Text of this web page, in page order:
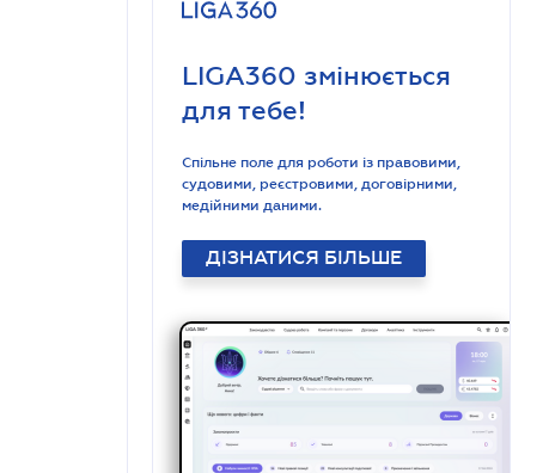
LIGA360 змінюється
для тебе!
Спільне поле для роботи із правовими,
судовими, реєстровими, договірними,
медійними даними.
ДІЗНАТИСЯ БІЛЬШЕ